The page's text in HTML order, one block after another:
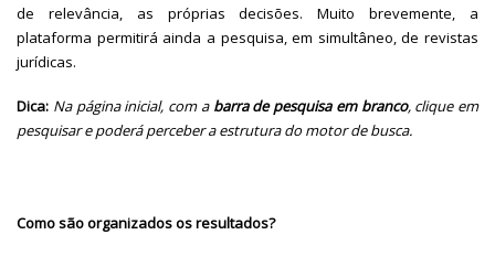
de relevância, as próprias decisões. Muito brevemente, a
plataforma permitirá ainda a pesquisa, em simultâneo, de revistas
jurídicas.
Dica: Na página inicial, com a barra de pesquisa em branco, clique em
pesquisar e poderá perceber a estrutura do motor de busca.
Como são organizados os resultados?